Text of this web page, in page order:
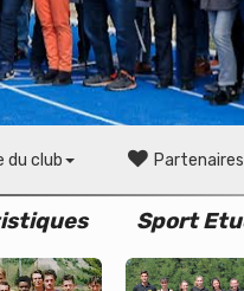
du club Partenaires
Sport